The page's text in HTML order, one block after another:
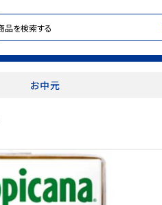
お中元